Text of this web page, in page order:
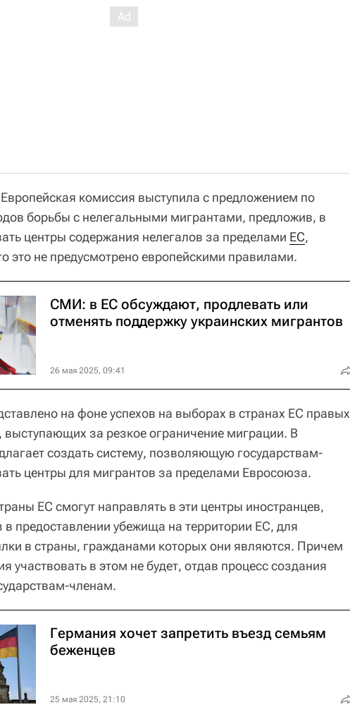
комиссия выступила с предложением по
борьбы с нелегальными мигрантами, предложив, в
центры содержания нелегалов за пределами ЕС,
это не предусмотрено европейскими правилами.
СМИ: в ЕС обсуждают, продлевать или
отменять поддержку украинских мигрантов
26 мая 2025, 09:41
на фоне успехов на выборах в странах ЕС правых
выступающих за резкое ограничение миграции. В
создать систему, позволяющую государствам-
центры для мигрантов за пределами Евросоюза.
ЕС смогут направлять в эти центры иностранцев,
в предоставлении убежища на территории ЕС, для
в страны, гражданами которых они являются. Причем
участвовать в этом не будет, отдав процесс создания
членам.
Германия хочет запретить въезд семьям
беженцев
25 мая 2025, 21:10